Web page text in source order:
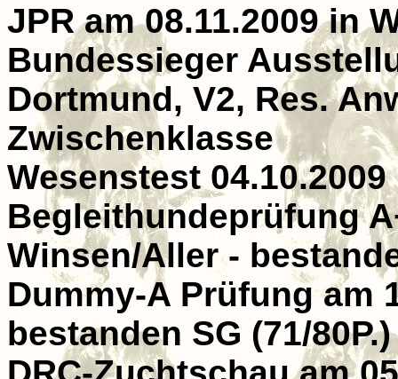
JPR am 08.11.2009 in
Bundessieger
Dortmund, V2, Res.
Zwischenklasse
Wesenstest
Begleithundeprüfung
Winsen/Aller -
Dummy-A Prüfung am
bestanden SG (71/80P.)